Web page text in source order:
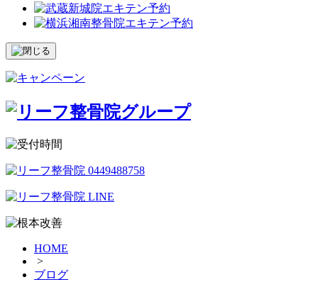
HOME
>
ブログ